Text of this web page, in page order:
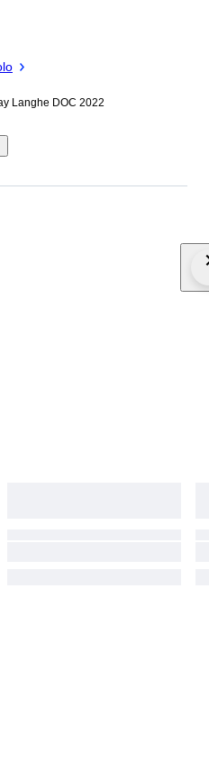
Langhe DOC 2022